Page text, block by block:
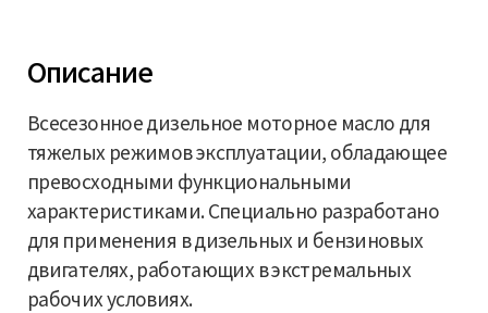
Описание
Всесезонное дизельное моторное масло для
тяжелых режимов эксплуатации, обладающее
превосходными функциональными
характеристиками. Специально разработано
для применения в дизельных и бензиновых
двигателях, работающих в экстремальных
рабочих условиях.